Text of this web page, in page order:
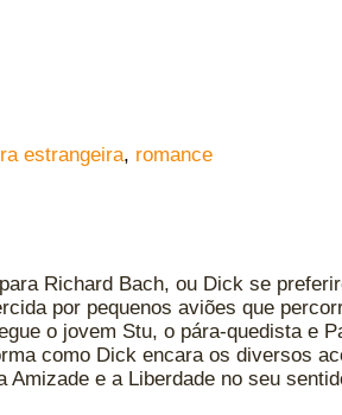
estrangeira, romance
Richard Bach, ou Dick se
por pequenos aviões que
o jovem Stu, o pára-quedista e
como Dick encara os diversos
e a Liberdade no seu